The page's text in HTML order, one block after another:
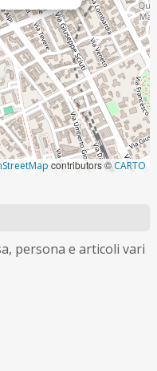
contributors ©CARTO
persona e articoli vari